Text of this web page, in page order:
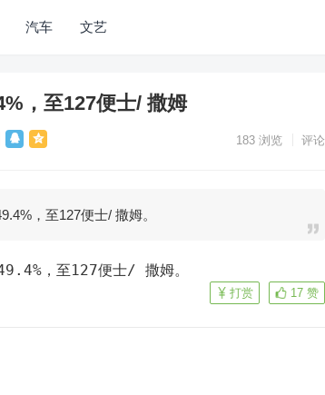
汽车 文艺
，至127便士/ 撒姆
183 浏览 评论
，至127便士/ 撒姆。
，至127便士/ 撒姆。
17 赞
打赏